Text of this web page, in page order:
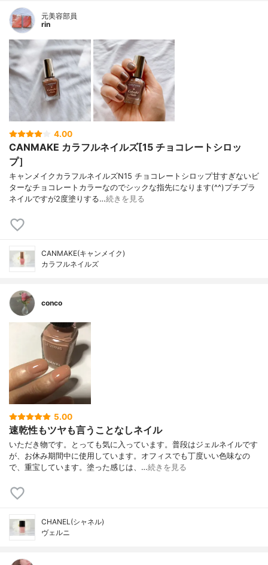
元美容部員
rin
4.00
CANMAKE カラフルネイルズ[15 チョコレートシロッ
プ］
キャンメイクカラフルネイルズN15 チョコレートシロップ甘すぎないビ
ターなチョコレートカラーなのでシックな指先になります(^^)プチプラ
ネイルですが2度塗りする…続きを見る
CANMAKE(キャンメイク)
カラフルネイルズ
conco
5.00
速乾性もツヤも言うことなしネイル
いただき物です。とっても気に入っています。普段はジェルネイルです
が、お休み期間中に使用しています。オフィスでも丁度いい色味なの
で、重宝しています。塗った感じは、…続きを見る
CHANEL(シャネル)
ヴェルニ